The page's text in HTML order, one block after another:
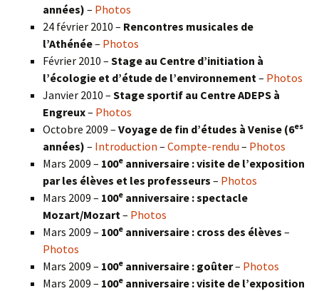
années) – Photos
24 février 2010 – Rencontres musicales de
l’Athénée– Photos
Février 2010 – Stage au Centre d’initiation à
l’écologie et d’étude de l’environnement – Photos
Janvier 2010 – Stage sportif au Centre ADEPS à
Engreux– Photos
Octobre 2009 – Voyage de fin d’études à Venise (6es
années) – Introduction – Compte-rendu – Photos
Mars 2009 – 100e anniversaire : visite de l’exposition
par les élèves et les professeurs – Photos
Mars 2009 – 100e anniversaire : spectacle
Mozart/Mozart – Photos
Mars 2009 – 100e anniversaire : cross des élèves –
Photos
Mars 2009 – 100e anniversaire : goûter– Photos
Mars 2009 – 100e anniversaire : visite de l’exposition